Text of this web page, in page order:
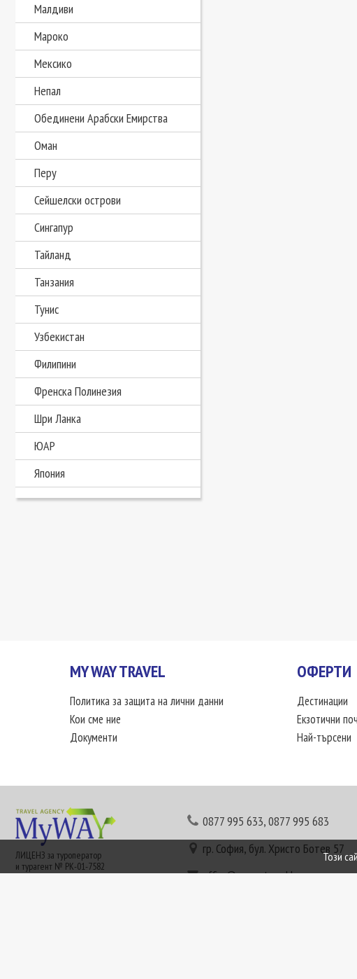
Малдиви
Мароко
Мексико
Непал
Обединени Арабски Емирства
Оман
Перу
Сейшелски острови
Сингапур
Тайланд
Танзания
Тунис
Узбекистан
Филипини
Френска Полинезия
Шри Ланка
ЮАР
Япония
MY WAY TRAVEL
Политика за защита на лични данни
Кои сме ние
Документи
ОФЕРТИ
Дестинации
Екзотични
Най-търсени
ЛИЦЕНЗ за туроператор
и турагент № РК-01-7582
0877 995 633,0877 995 683
гр. София, бул. Христо Ботев 57
office@mywaytravel.bg
Този